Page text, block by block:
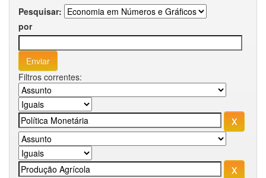
Pesquisar:
por
Filtros correntes: